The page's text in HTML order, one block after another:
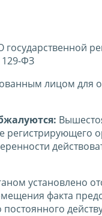
ФЗ
лицом
установлено
факта